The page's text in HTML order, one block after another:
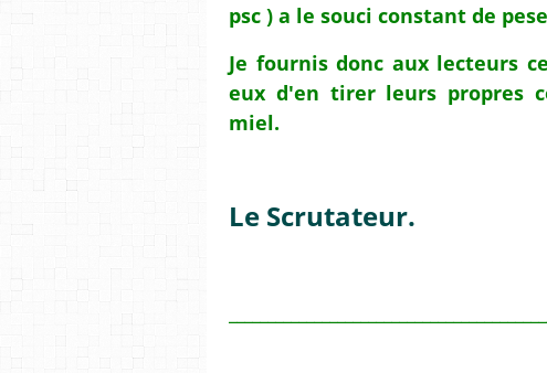
psc ) a le souci constant de
Je fournis donc aux lecteurs
eux d'en tirer leurs propres
miel.
Le Scrutateur.